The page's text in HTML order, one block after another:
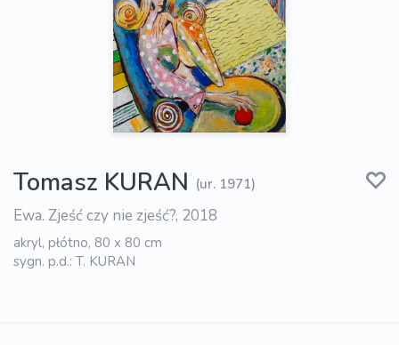
Tomasz KURAN (ur. 1971)
Ewa. Zjeść czy nie zjeść?, 2018
akryl, płótno, 80 x 80 cm
sygn. p.d.: T. KURAN